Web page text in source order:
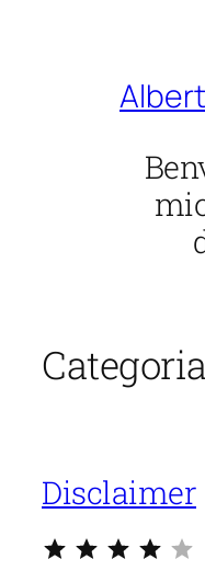
Disclaimer